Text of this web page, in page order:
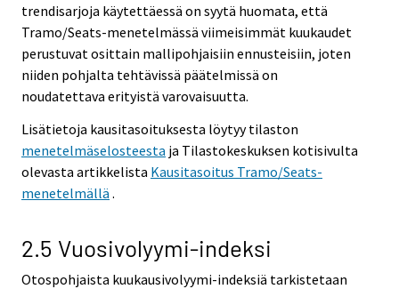
trendisarjoja käytettäessä on syytä huomata, että
Tramo/Seats-menetelmässä viimeisimmät kuukaudet
perustuvat osittain mallipohjaisiin ennusteisiin, joten
niiden pohjalta tehtävissä päätelmissä on
noudatettava erityistä varovaisuutta.
Lisätietoja kausitasoituksesta löytyy tilaston
menetelmäselosteesta ja Tilastokeskuksen kotisivulta
olevasta artikkelista Kausitasoitus Tramo/Seats-
menetelmällä .
2.5 Vuosivolyymi-indeksi
Otospohjaista kuukausivolyymi-indeksiä tarkistetaan